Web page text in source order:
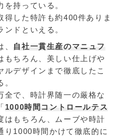
を持っている。
得した特許も約400件ありま
ドといえる。
自社一貫生産のマニュフ
もちろん、美しい仕上げや
デザインまで徹底したこ
全で、時計界随一の厳格な
1000時間コントロールテス
はもちろん、ムーブや時計
り1000時間かけて徹底的に